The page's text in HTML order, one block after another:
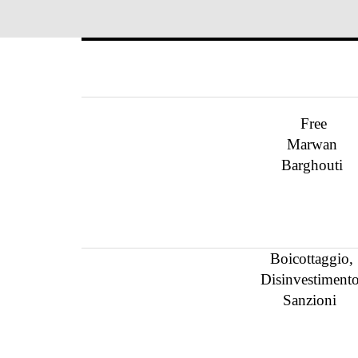
Free
Marwan
Barghouti
Boicottaggio,
Sanzioni